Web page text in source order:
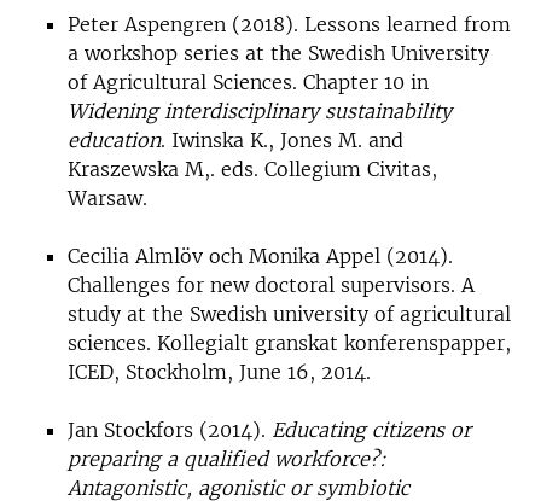
Peter Aspengren (2018). Lessons learned from
a workshop series at the Swedish University
of Agricultural Sciences. Chapter 10 in
Widening interdisciplinary sustainability
education. Iwinska K., Jones M. and
Kraszewska M,. eds. Collegium Civitas,
Warsaw.
Cecilia Almlöv och Monika Appel (2014).
Challenges for new doctoral supervisors. A
study at the Swedish university of agricultural
sciences. Kollegialt granskat konferenspapper,
ICED, Stockholm, June 16, 2014.
Jan Stockfors (2014). Educating citizens or
preparing a qualified workforce?:
Antagonistic, agonistic or symbiotic